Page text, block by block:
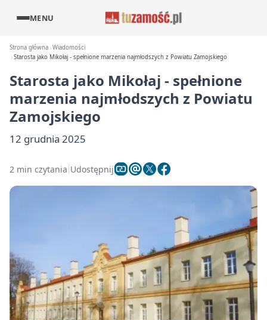
MENU
Strona główna Wiadomości
Starosta jako Mikołaj - spełnione marzenia najmłodszych z Powiatu Zamojskiego
Starosta jako Mikołaj - spełnione
marzenia najmłodszych z Powiatu
Zamojskiego
12 grudnia 2025
2 min czytania Udostępnij